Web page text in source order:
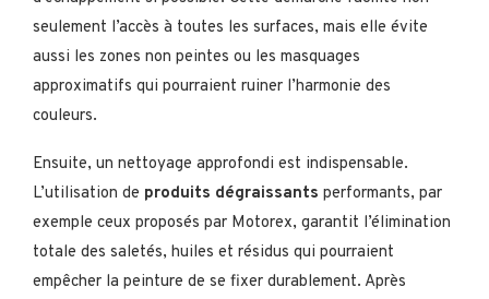
seulement l’accès à toutes les surfaces, mais elle évite
aussi les zones non peintes ou les masquages
approximatifs qui pourraient ruiner l’harmonie des
couleurs.
Ensuite, un nettoyage approfondi est indispensable.
L’utilisation de produits dégraissants performants, par
exemple ceux proposés par Motorex, garantit l’élimination
totale des saletés, huiles et résidus qui pourraient
empêcher la peinture de se fixer durablement. Après